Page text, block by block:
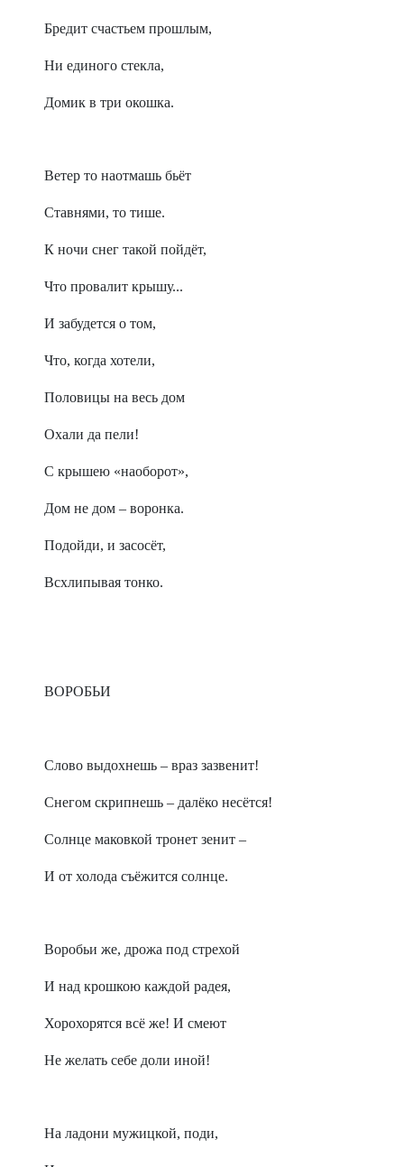
Бредит счастьем прошлым,
Ни единого стекла,
Домик в три окошка.
Ветер то наотмашь бьёт
Ставнями, то тише.
К ночи снег такой пойдёт,
Что провалит крышу...
И забудется о том,
Что, когда хотели,
Половицы на весь дом
Охали да пели!
С крышею «наоборот»,
Дом не дом – воронка.
Подойди, и засосёт,
Всхлипывая тонко.
ВОРОБЬИ
Слово выдохнешь – враз зазвенит!
Снегом скрипнешь – далёко несётся!
Солнце маковкой тронет зенит –
И от холода съёжится солнце.
Воробьи же, дрожа под стрехой
И над крошкою каждой радея,
Хорохорятся всё же! И смеют
Не желать себе доли иной!
На ладони мужицкой, поди,